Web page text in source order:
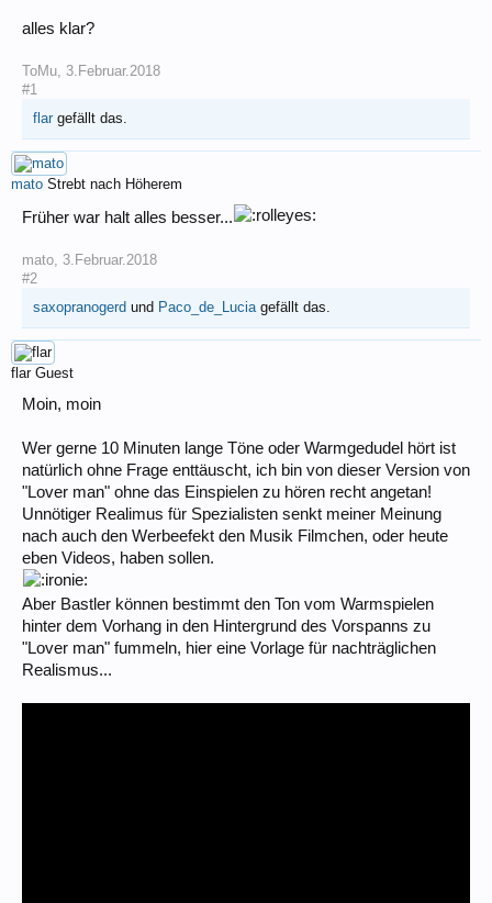
alles klar?
ToMu 3.Februar.2018
#1
flar gefällt das.
mato Strebt nach Höherem
Früher war halt alles besser...
mato 3.Februar.2018
#2
saxopranogerd und Paco_de_Lucia gefällt das.
flar Guest
Moin, moin
Wer gerne 10 Minuten lange Töne oder Warmgedudel hört ist
natürlich ohne Frage enttäuscht, ich bin von dieser Version von
"Lover man" ohne das Einspielen zu hören recht angetan!
Unnötiger Realimus für Spezialisten senkt meiner Meinung
nach auch den Werbeefekt den Musik Filmchen, oder heute
eben Videos, haben sollen.
Aber Bastler können bestimmt den Ton vom Warmspielen
hinter dem Vorhang in den Hintergrund des Vorspanns zu
"Lover man" fummeln, hier eine Vorlage für nachträglichen
Realismus...